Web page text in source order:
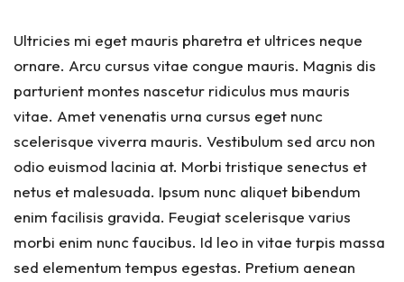
Ultricies mi eget mauris pharetra et ultrices neque
ornare. Arcu cursus vitae congue mauris. Magnis dis
parturient montes nascetur ridiculus mus mauris
vitae. Amet venenatis urna cursus eget nunc
scelerisque viverra mauris. Vestibulum sed arcu non
odio euismod lacinia at. Morbi tristique senectus et
netus et malesuada. Ipsum nunc aliquet bibendum
enim facilisis gravida. Feugiat scelerisque varius
morbi enim nunc faucibus. Id leo in vitae turpis massa
sed elementum tempus egestas. Pretium aenean